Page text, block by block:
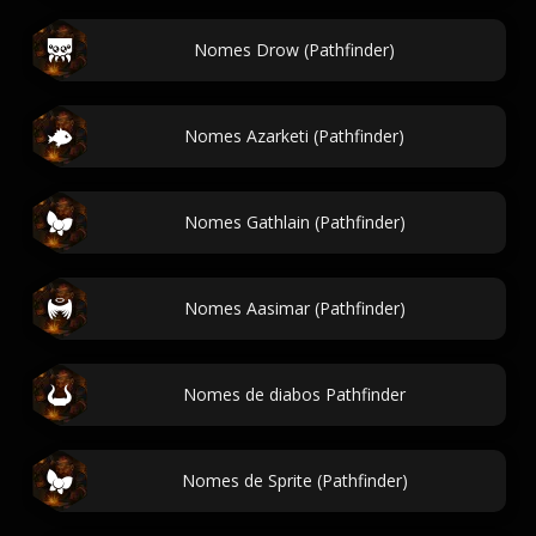
Nomes Drow (Pathfinder)
Nomes Azarketi (Pathfinder)
Nomes Gathlain (Pathfinder)
Nomes Aasimar (Pathfinder)
Nomes de diabos Pathfinder
Nomes de Sprite (Pathfinder)